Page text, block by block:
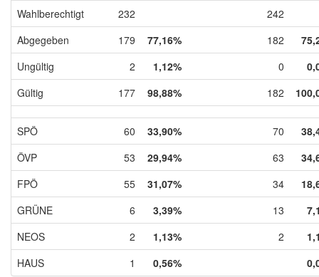
Wahlberechtigt
232
242
Abgegeben
179 77,16% 182
Ungültig
2 1,12% 0
Gültig
177 98,88% 182
SPÖ 60 33,90% 70
ÖVP
53 29,94% 63
FPÖ
55 31,07% 34
GRÜNE
6 3,39% 13
NEOS
2 1,13% 2
HAUS
1 0,56%